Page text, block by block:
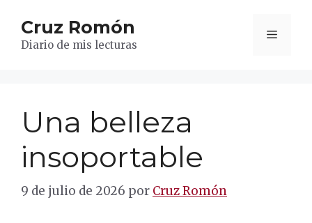
contenido
Cruz Romón
Diario de mis lecturas
Menú
Una belleza
insoportable
9 de julio de 2026 por Cruz Romón